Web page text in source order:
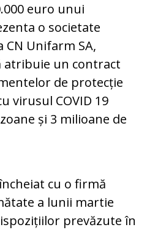
euro unui
o societate
Unifarm SA,
atribuie un contract
de protecție
virusul COVID 19
și 3 milioane de
cu o firmă
a lunii martie
prevăzute în